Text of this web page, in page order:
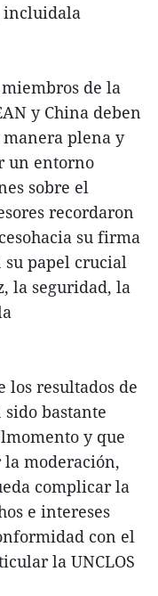
incluidala
de la
y China deben
plena y
un entorno
sobre el
recordaron
su firma
su papel crucial
la seguridad, la
los resultados de
sido bastante
y que
la moderación,
complicar la
e intereses
con el
la UNCLOS